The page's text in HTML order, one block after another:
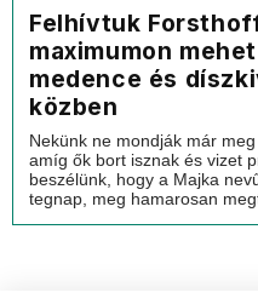
Felhívtuk
maximumon
medence és
közben
Nekünk ne mondják már
amíg ők bort isznak és vizet
beszélünk, hogy a Majka
tegnap, meg hamarosan